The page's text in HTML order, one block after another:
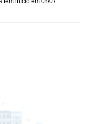
tem início em 08/07